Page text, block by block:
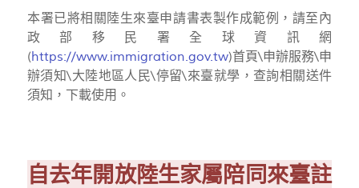
本署已將相關陸生來臺申請書表製作成範例，請至內
政部移民署全球資訊網
(https://www.immigration.gov.tw)首頁\申辦服務\申
辦須知\大陸地區人民\停留\來臺就學，查詢相關送件
須知，下載使用。
自去年開放陸生家屬陪同來臺註